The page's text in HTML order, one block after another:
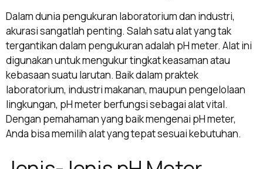
Dalam dunia pengukuran laboratorium dan industri,
akurasi sangatlah penting. Salah satu alat yang tak
tergantikan dalam pengukuran adalah pH meter. Alat ini
digunakan untuk mengukur tingkat keasaman atau
kebasaan suatu larutan. Baik dalam praktek
laboratorium, industri makanan, maupun pengelolaan
lingkungan, pH meter berfungsi sebagai alat vital.
Dengan pemahaman yang baik mengenai pH meter,
Anda bisa memilih alat yang tepat sesuai kebutuhan.